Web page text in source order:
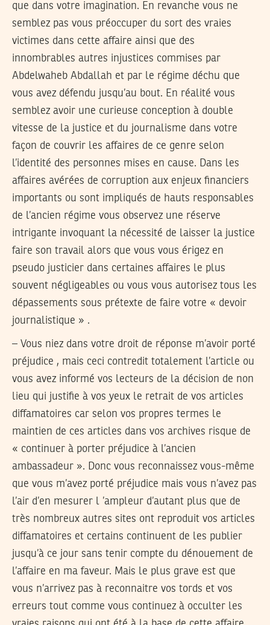
que dans votre imagination. En revanche vous ne
semblez pas vous préoccuper du sort des vraies
victimes dans cette affaire ainsi que des
innombrables autres injustices commises par
Abdelwaheb Abdallah et par le régime déchu que
vous avez défendu jusqu’au bout. En réalité vous
semblez avoir une curieuse conception à double
vitesse de la justice et du journalisme dans votre
façon de couvrir les affaires de ce genre selon
l’identité des personnes mises en cause. Dans les
affaires avérées de corruption aux enjeux financiers
importants ou sont impliqués de hauts responsables
de l’ancien régime vous observez une réserve
intrigante invoquant la nécessité de laisser la justice
faire son travail alors que vous vous érigez en
pseudo justicier dans certaines affaires le plus
souvent négligeables ou vous vous autorisez tous les
dépassements sous prétexte de faire votre « devoir
journalistique » .
– Vous niez dans votre droit de réponse m’avoir porté
préjudice , mais ceci contredit totalement l’article ou
vous avez informé vos lecteurs de la décision de non
lieu qui justifie à vos yeux le retrait de vos articles
diffamatoires car selon vos propres termes le
maintien de ces articles dans vos archives risque de
« continuer à porter préjudice à l’ancien
ambassadeur ». Donc vous reconnaissez vous-même
que vous m’avez porté préjudice mais vous n’avez pas
l’air d’en mesurer l ’ampleur d’autant plus que de
très nombreux autres sites ont reproduit vos articles
diffamatoires et certains continuent de les publier
jusqu’à ce jour sans tenir compte du dénouement de
l’affaire en ma faveur. Mais le plus grave est que
vous n’arrivez pas à reconnaitre vos tords et vos
erreurs tout comme vous continuez à occulter les